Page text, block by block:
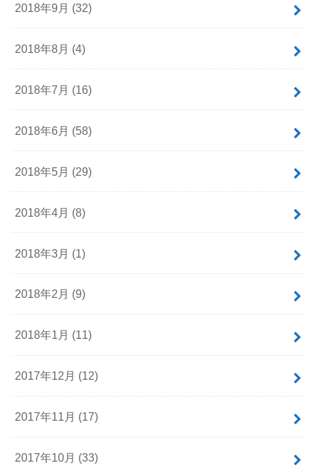
2018年9月 (32)
2018年8月 (4)
2018年7月 (16)
2018年6月 (58)
2018年5月 (29)
2018年4月 (8)
2018年3月 (1)
2018年2月 (9)
2018年1月 (11)
2017年12月 (12)
2017年11月 (17)
2017年10月 (33)